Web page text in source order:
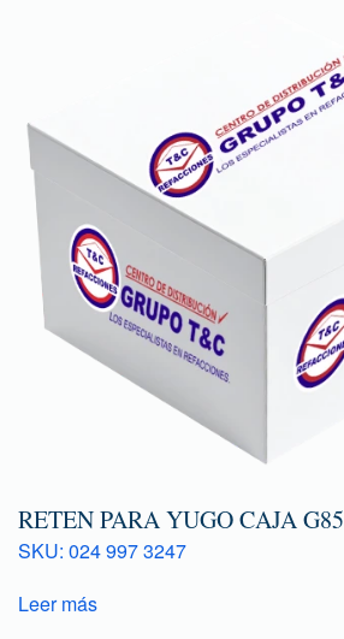
RETEN PARA YUGO CAJA G85
SKU: 024 997 3247
Leer más